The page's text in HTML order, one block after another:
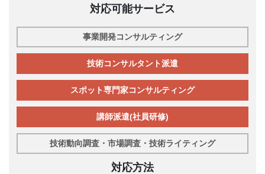
対応可能サービス
事業開発コンサルティング
技術コンサルタント派遣
スポット専門家コンサルティング
講師派遣(社員研修)
技術動向調査・市場調査・技術ライティング
対応方法